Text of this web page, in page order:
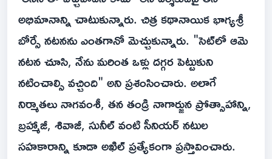
అభిమానాన్ని చాటుకున్నారు. చిత్ర కథానాయిక భాగ్యశ్రీ
బోర్సే నటనను ఎంతగానో మెచ్చుకున్నారు. "సెట్‌లో ఆమె
నటన చూసి, నేను మరింత ఒళ్లు దగ్గర పెట్టుకుని
నటించాల్సి వచ్చింది" అని ప్రశంసించారు. అలాగే
నిర్మాతలు నాగవంశీ, తన తండ్రి నాగార్జున ప్రోత్సాహాన్ని,
బ్రహ్మాజీ, శివాజీ, సునీల్ వంటి సీనియర్ నటుల
సహకారాన్ని కూడా అఖిల్ ప్రత్యేకంగా ప్రస్తావించారు.